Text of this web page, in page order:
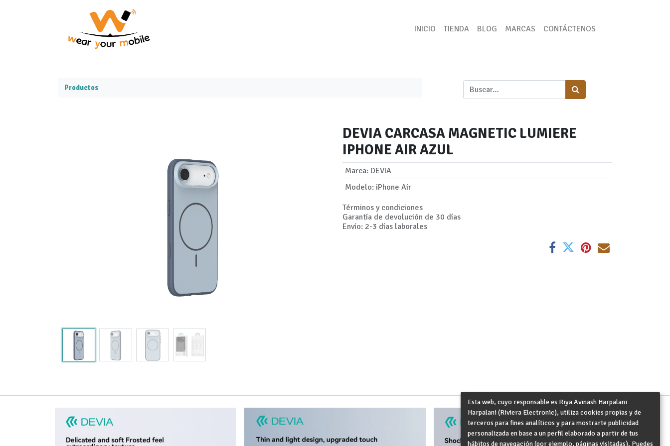
INICIO TIENDA BLOG MARCAS CONTÁCTENOS
Productos
DEVIA CARCASA MAGNETIC LUMIERE
IPHONE AIR AZUL
Marca: DEVIA
Modelo: iPhone Air
Términos y condiciones
Garantía de devolución de 30 días
Envío: 2-3 días laborales
Esta web, cuyo responsable es Riya Avinash Harpalani
Harpalani (Riviera Electronic), utiliza cookies propias y de
terceros para fines analíticos y para mostrarte publicidad
personalizada en base a un perfil elaborado a partir de tus
hábitos de navegación (por ejemplo, páginas visitadas). Puedes